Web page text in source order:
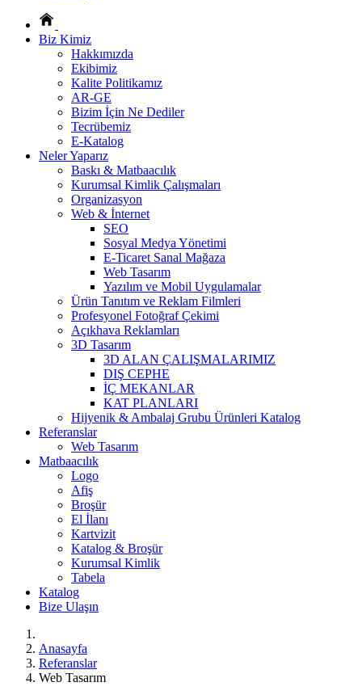
Biz Kimiz
Hakkımızda
Ekibimiz
Kalite Politikamız
AR-GE
Bizim İçin Ne Dediler
Tecrübemiz
E-Katalog
Neler Yaparız
Baskı & Matbaacılık
Kurumsal Kimlik Çalışmaları
Organizasyon
Web & İnternet
SEO
Sosyal Medya Yönetimi
E-Ticaret Sanal Mağaza
Web Tasarım
Yazılım ve Mobil Uygulamalar
Ürün Tanıtım ve Reklam Filmleri
Profesyonel Fotoğraf Çekimi
Açıkhava Reklamları
3D Tasarım
3D ALAN ÇALIŞMALARIMIZ
DIŞ CEPHE
İÇ MEKANLAR
KAT PLANLARI
Hijyenik & Ambalaj Grubu Ürünleri Katalog
Referanslar
Web Tasarım
Matbaacılık
Logo
Afiş
Broşür
El İlanı
Kartvizit
Katalog & Broşür
Kurumsal Kimlik
Tabela
Katalog
Bize Ulaşın
Anasayfa
Referanslar
Web Tasarım